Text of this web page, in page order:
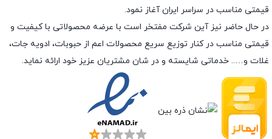
قیمتی مناسب در سراسر ایران آغاز نمود.
در حال حاضر نیز آین شرکت مفتخر است با عرضه محصولاتی با کیفیت و
قیمتی مناسب در کنار توزیع سریع محصولات اعم از حبوبات، ادویه جات،
غلات و….. خدماتی شایسته و در شان مشتریان عزیز خود ارائه نماید.